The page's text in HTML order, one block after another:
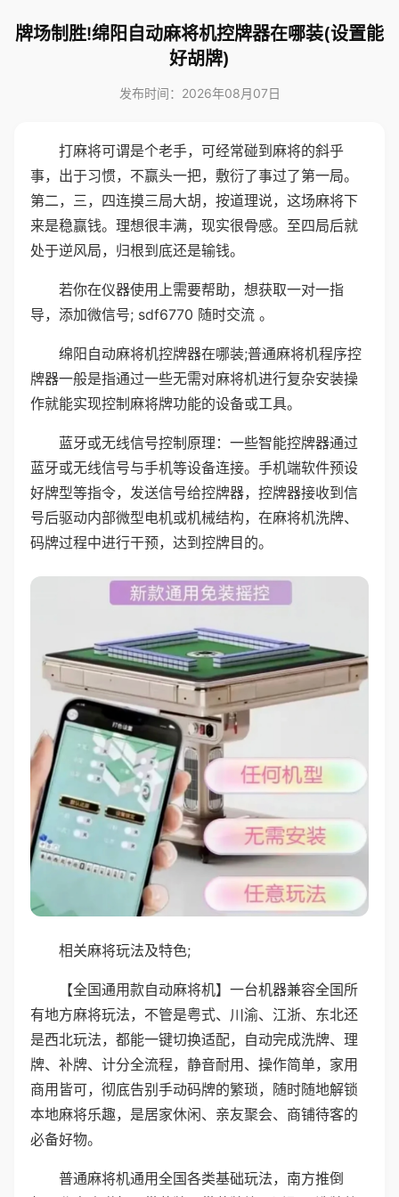
牌场制胜!绵阳自动麻将机控牌器在哪装(设置能
好胡牌)
发布时间：2026年08月07日
打麻将可谓是个老手，可经常碰到麻将的斜乎
事，出于习惯，不赢头一把，敷衍了事过了第一局。
第二，三，四连摸三局大胡，按道理说，这场麻将下
来是稳赢钱。理想很丰满，现实很骨感。至四局后就
处于逆风局，归根到底还是输钱。
若你在仪器使用上需要帮助，想获取一对一指
导，添加微信号; sdf6770 随时交流 。
绵阳自动麻将机控牌器在哪装;普通麻将机程序控
牌器一般是指通过一些无需对麻将机进行复杂安装操
作就能实现控制麻将牌功能的设备或工具。
蓝牙或无线信号控制原理：一些智能控牌器通过
蓝牙或无线信号与手机等设备连接。手机端软件预设
好牌型等指令，发送信号给控牌器，控牌器接收到信
号后驱动内部微型电机或机械结构，在麻将机洗牌、
码牌过程中进行干预，达到控牌目的。
相关麻将玩法及特色;
【全国通用款自动麻将机】一台机器兼容全国所
有地方麻将玩法，不管是粤式、川渝、江浙、东北还
是西北玩法，都能一键切换适配，自动完成洗牌、理
牌、补牌、计分全流程，静音耐用、操作简单，家用
商用皆可，彻底告别手动码牌的繁琐，随时随地解锁
本地麻将乐趣，是居家休闲、亲友聚会、商铺待客的
必备好物。
普通麻将机通用全国各类基础玩法，南方推倒